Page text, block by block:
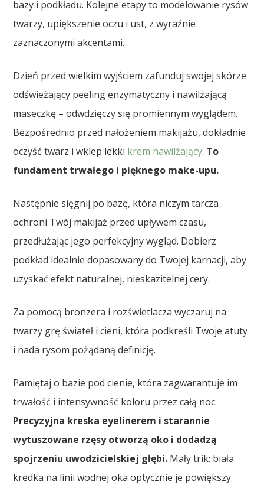
bazy i podkładu. Kolejne etapy to modelowanie rysów
twarzy, upiększenie oczu i ust, z wyraźnie
zaznaczonymi akcentami.
Dzień przed wielkim wyjściem zafunduj swojej skórze
odświeżający peeling enzymatyczny i nawilżającą
maseczkę – odwdzięczy się promiennym wyglądem.
Bezpośrednio przed nałożeniem makijażu, dokładnie
oczyść twarz i wklep lekki krem nawilżający. To
fundament trwałego i pięknego make-upu.
Następnie sięgnij po bazę, która niczym tarcza
ochroni Twój makijaż przed upływem czasu,
przedłużając jego perfekcyjny wygląd. Dobierz
podkład idealnie dopasowany do Twojej karnacji, aby
uzyskać efekt naturalnej, nieskazitelnej cery.
Za pomocą bronzera i rozświetlacza wyczaruj na
twarzy grę świateł i cieni, która podkreśli Twoje atuty
i nada rysom pożądaną definicję.
Pamiętaj o bazie pod cienie, która zagwarantuje im
trwałość i intensywność koloru przez całą noc.
Precyzyjna kreska eyelinerem i starannie
wytuszowane rzęsy otworzą oko i dodadzą
spojrzeniu uwodzicielskiej głębi. Mały trik: biała
kredka na linii wodnej oka optycznie je powiększy.